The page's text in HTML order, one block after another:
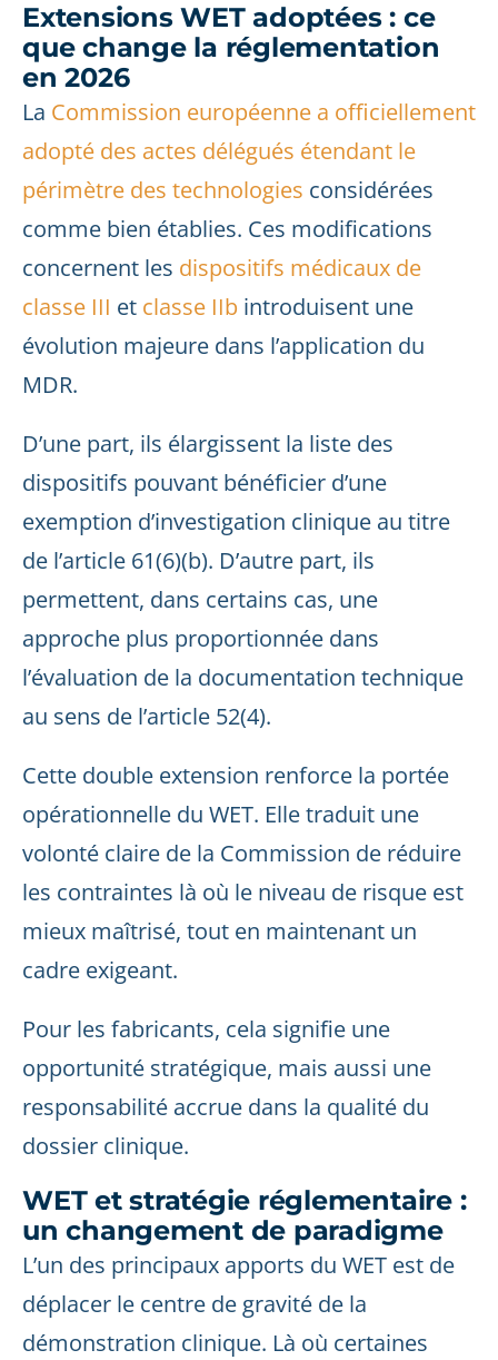
Extensions WET adoptées : ce
que change la réglementation
en 2026
La Commission européenne a officiellement
adopté des actes délégués étendant le
périmètre des technologies considérées
comme bien établies. Ces modifications
concernent les dispositifs médicaux de
classe III et classe IIb introduisent une
évolution majeure dans l’application du
MDR.
D’une part, ils élargissent la liste des
dispositifs pouvant bénéficier d’une
exemption d’investigation clinique au titre
de l’article 61(6)(b). D’autre part, ils
permettent, dans certains cas, une
approche plus proportionnée dans
l’évaluation de la documentation technique
au sens de l’article 52(4).
Cette double extension renforce la portée
opérationnelle du WET. Elle traduit une
volonté claire de la Commission de réduire
les contraintes là où le niveau de risque est
mieux maîtrisé, tout en maintenant un
cadre exigeant.
Pour les fabricants, cela signifie une
opportunité stratégique, mais aussi une
responsabilité accrue dans la qualité du
dossier clinique.
WET et stratégie réglementaire :
un changement de paradigme
L’un des principaux apports du WET est de
déplacer le centre de gravité de la
démonstration clinique. Là où certaines